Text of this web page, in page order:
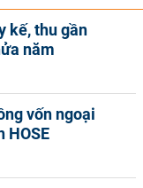
kế, thu gần
năm
vốn ngoại
HOSE